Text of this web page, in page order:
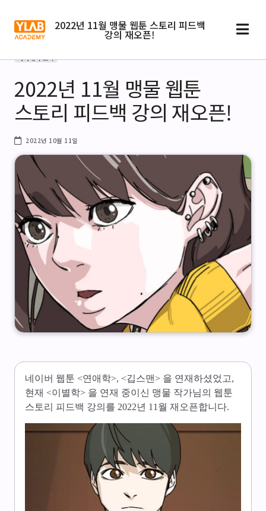
2022년 11월 맹물 웹툰 스토리 피드백
강의 재오픈!
아카데미 소식
2022년 11월 맹물 웹툰
스토리 피드백 강의 재오픈!
2022년 10월 11일
네이버 웹툰 <연애학>, <깁스맨> 을 연재하셨었고,
현재 <이별학> 을 연재 중이신 맹물 작가님의 웹툰
스토리 피드백 강의를 2022년 11월 재오픈합니다.